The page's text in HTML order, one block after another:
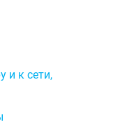
и к сети,